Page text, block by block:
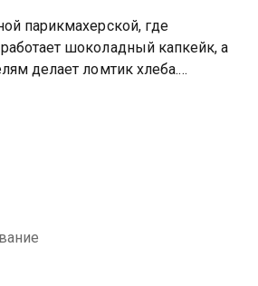
парикмахерской, где
шоколадный капкейк, а
делает ломтик хлеба.
напоминает студию
и со вкусом